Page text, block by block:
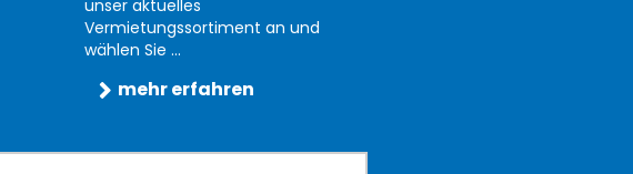
unser aktuelles
Vermietungssortiment an und
wählen Sie ...
mehr erfahren